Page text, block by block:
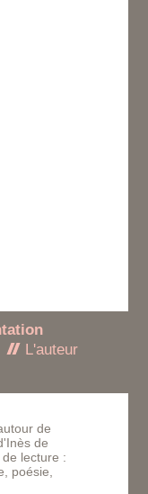
L'auteur
de
de
lecture :
poésie,